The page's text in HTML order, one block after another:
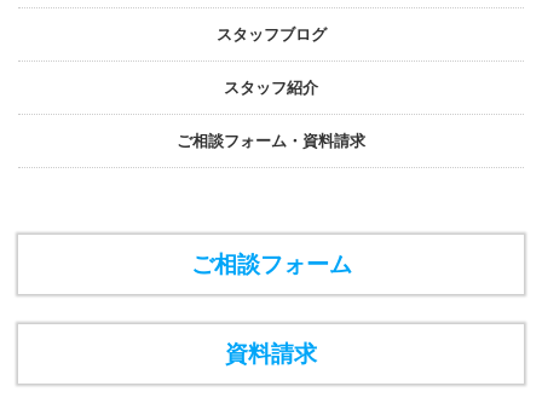
スタッフブログ
スタッフ紹介
ご相談フォーム・資料請求
ご相談フォーム
資料請求